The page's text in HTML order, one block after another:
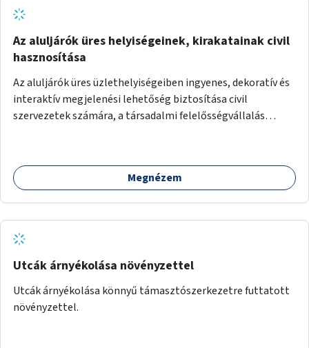
Az aluljárók üres helyiségeinek, kirakatainak civil
hasznosítása
Az aluljárók üres üzlethelyiségeiben ingyenes, dekoratív és
interaktív megjelenési lehetőség biztosítása civil
szervezetek számára, a társadalmi felelősségvállalás
például rajzokkal, kérdésekkel, üzenetküldési lehetőséggel
vagy akciónapokkal – bérleti és közüzemi díjak nélkül, a
Megnézem
Utcák árnyékolása növényzettel
Utcák árnyékolása könnyű támasztószerkezetre futtatott
növényzettel.